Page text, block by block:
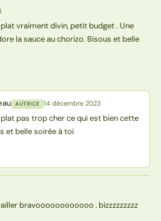
plat vraiment divin, petit budget . Une
la sauce au chorizo. Bisous et belle
AUTRICE 14 décembre 2023
plat pas trop cher ce qui est bien cette
et belle soirée à toi
bravoooooooooooo , bizzzzzzzzz